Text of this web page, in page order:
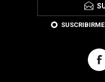
SUSCRIBIRME